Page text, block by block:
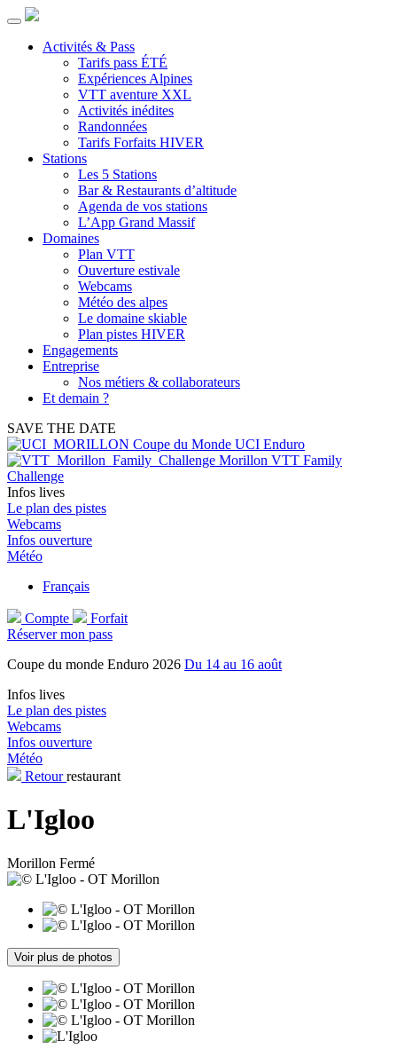
Activités & Pass
Tarifs pass ÉTÉ
Expériences Alpines
VTT aventure XXL
Activités inédites
Randonnées
Tarifs Forfaits HIVER
Stations
Les 5 Stations
Bar & Restaurants d’altitude
Agenda de vos stations
L’App Grand Massif
Domaines
Plan VTT
Ouverture estivale
Webcams
Météo des alpes
Le domaine skiable
Plan pistes HIVER
Engagements
Entreprise
Nos métiers & collaborateurs
Et demain ?
SAVE THE DATE
Coupe du Monde UCI Enduro
Morillon VTT Family
Challenge
Infos lives
Le plan des pistes
Webcams
Infos ouverture
Météo
Français
Compte
Forfait
Réserver mon pass
Coupe du monde Enduro 2026 Du 14 au 16 août
Infos lives
Le plan des pistes
Webcams
Infos ouverture
Météo
Retourrestaurant
L'Igloo
Morillon Fermé
Voir plus de photos